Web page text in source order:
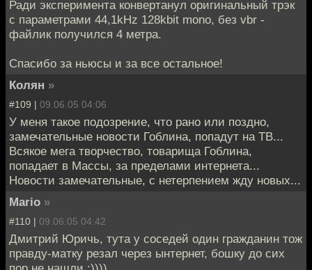
Ради эксперимента конвертанул оригинальный трэк
с параметрами 44,1kHz 128kbit mono, без vbr -
файлик получился 4 метра.
Спасибо за ньюсы и за все остальное!
Колян »
#109 | 09.06.05 04:06
У меня такое подозрение, что рано или поздно,
замечательные новости Гоблина, попадут на ТВ...
Всякое мега творчество, товарища Гоблина,
попадает в Массы, за пределами интернета...
Новости замечательные, с нетерпением жду новых...
Mario »
#110 | 09.06.05 04:42
Дмитрий Юричь, тута у соседей один гражданин тож
правду-матку резал через ынтернет, бошку до сих